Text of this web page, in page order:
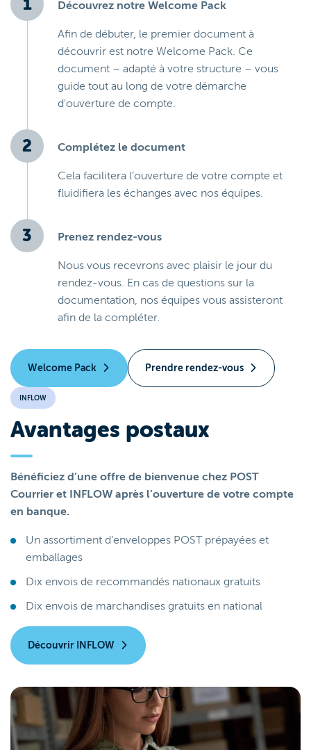
Découvrez notre Welcome Pack
Afin de débuter, le premier document à
découvrir est notre Welcome Pack. Ce
document – adapté à votre structure – vous
guide tout au long de votre démarche
d'ouverture de compte.
Complétez le document
Cela facilitera l’ouverture de votre compte et
fluidifiera les échanges avec nos équipes.
Prenez rendez-vous
Nous vous recevrons avec plaisir le jour du
rendez-vous. En cas de questions sur la
documentation, nos équipes vous assisteront
afin de la compléter.
Welcome Pack Prendre rendez-vous
INFLOW
Avantages postaux
Bénéficiez d’une offre de bienvenue chez POST
Courrier et INFLOW après l’ouverture de votre compte
en banque.
Un assortiment d’enveloppes POST prépayées et
emballages
Dix envois de recommandés nationaux gratuits
Dix envois de marchandises gratuits en national
Découvrir INFLOW